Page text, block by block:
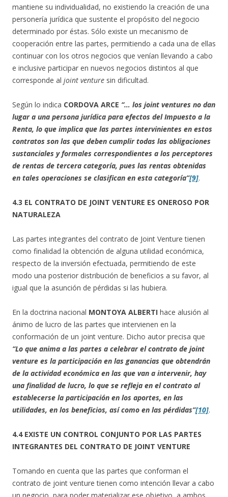
mantiene su individualidad, no existiendo la creación de una
personería jurídica que sustente el propósito del negocio
determinado por éstas. Sólo existe un mecanismo de
cooperación entre las partes, permitiendo a cada una de ellas
continuar con los otros negocios que venían llevando a cabo
e inclusive participar en nuevos negocios distintos al que
corresponde al joint venture sin dificultad.
Según lo indica CORDOVA ARCE “… los joint ventures no dan
lugar a una persona jurídica para efectos del Impuesto a la
Renta, lo que implica que las partes intervinientes en estos
contratos son las que deben cumplir todas las obligaciones
sustanciales y formales correspondientes a los perceptores
de rentas de tercera categoría, pues las rentas obtenidas
en tales operaciones se clasifican en esta categoría”[9].
4.3 EL CONTRATO DE JOINT VENTURE ES ONEROSO POR
NATURALEZA
Las partes integrantes del contrato de Joint Venture tienen
como finalidad la obtención de alguna utilidad económica,
respecto de la inversión efectuada, permitiendo de este
modo una posterior distribución de beneficios a su favor, al
igual que la asunción de pérdidas si las hubiera.
En la doctrina nacional MONTOYA ALBERTI hace alusión al
ánimo de lucro de las partes que intervienen en la
conformación de un joint venture. Dicho autor precisa que
“Lo que anima a las partes a celebrar el contrato de joint
venture es la participación en las ganancias que obtendrán
de la actividad económica en las que van a intervenir, hay
una finalidad de lucro, lo que se refleja en el contrato al
establecerse la participación en los aportes, en las
utilidades, en los beneficios, así como en las pérdidas”[10].
4.4 EXISTE UN CONTROL CONJUNTO POR LAS PARTES
INTEGRANTES DEL CONTRATO DE JOINT VENTURE
Tomando en cuenta que las partes que conforman el
contrato de joint venture tienen como intención llevar a cabo